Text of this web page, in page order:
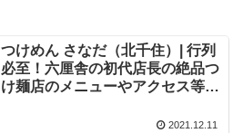
つけめん さなだ（北千住）| 行列
必至！六厘舎の初代店長の絶品つ
け麺店のメニューやアクセス等紹
2021.12.11